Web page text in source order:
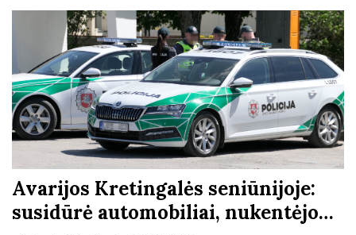
Avarijos Kretingalės seniūnijoje:
susidūrė automobiliai, nukentėjo…